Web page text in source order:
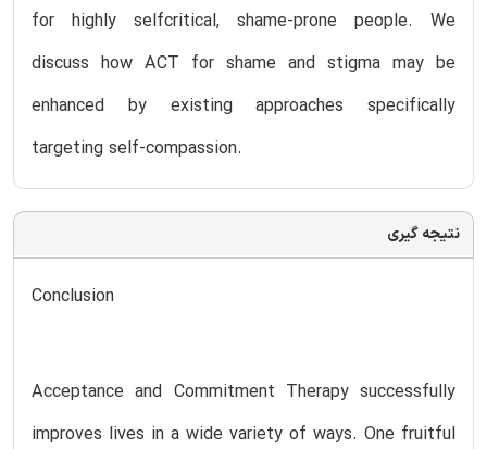
for highly selfcritical, shame-prone people. We
discuss how ACT for shame and stigma may be
enhanced by existing approaches specifically
targeting self-compassion.
نتیجه گیری
Conclusion
Acceptance and Commitment Therapy successfully
improves lives in a wide variety of ways. One fruitful